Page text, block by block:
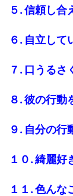
５. 信頼し合
６. 自立して
７. 口うるさ
８. 彼の行動
９. 自分の行
１０. 綺麗好
１１. 色んな